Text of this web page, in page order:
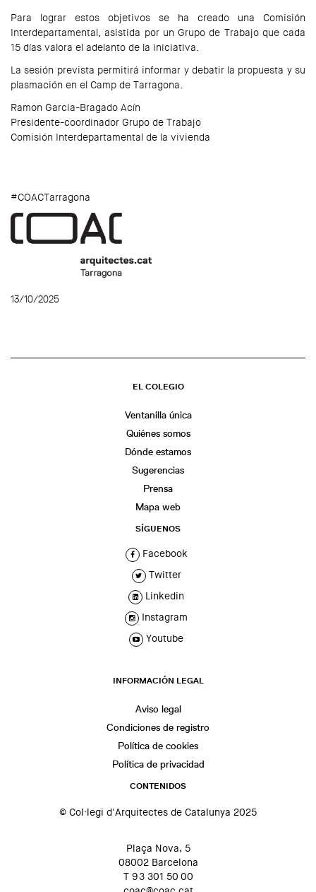
Para lograr estos objetivos se ha creado una Comisión
Interdepartamental, asistida por un Grupo de Trabajo que cada
15 días valora el adelanto de la iniciativa.
La sesión prevista permitirá informar y debatir la propuesta y su
plasmación en el Camp de Tarragona.
Ramon Garcia-Bragado Acín
Presidente-coordinador Grupo de Trabajo
Comisión Interdepartamental de la vivienda
#COACTarragona
13/10/2025
EL COLEGIO
Ventanilla única
Quiénes somos
Dónde estamos
Sugerencias
Prensa
Mapa web
SÍGUENOS
Facebook
Twitter
Linkedin
Instagram
Youtube
INFORMACIÓN LEGAL
Aviso legal
Condiciones de registro
Política de cookies
Política de privacidad
CONTENIDOS
© Col·legi d'Arquitectes de Catalunya 2025
Plaça Nova, 5
08002 Barcelona
T 93 301 50 00